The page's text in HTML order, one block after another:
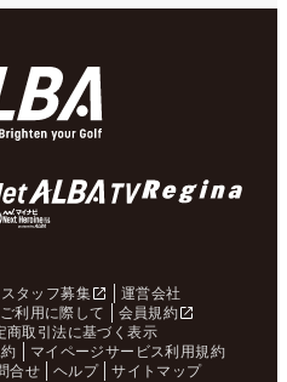
スタッフ募集
運営会社
ご利用に際して
会員規約
商取引法に基づく表示
マイページサービス利用規約
合せ ヘルプ サイトマップ